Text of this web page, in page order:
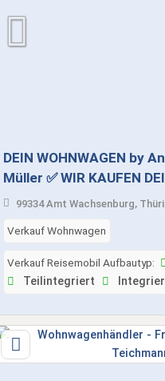
DEIN WOHNWAGEN by
Müller ✅ WIR KAUFEN
WOHNWAGEN ✅
99334 Amt Wachsenburg,
Verkauf Wohnwagen
Verkauf Reisemobil Aufbautyp:
Teilintegriert